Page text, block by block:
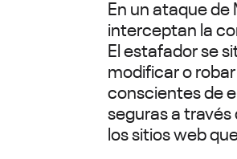
En un ataque
interceptan la
El estafador se
modificar o
conscientes de
seguras a través
los sitios web